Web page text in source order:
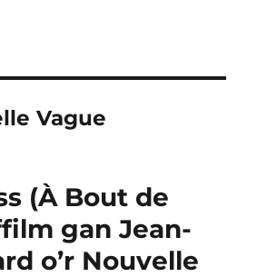
Vague
(À Bout de
gan Jean-
o’r Nouvelle